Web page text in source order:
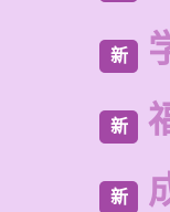
新
新
新